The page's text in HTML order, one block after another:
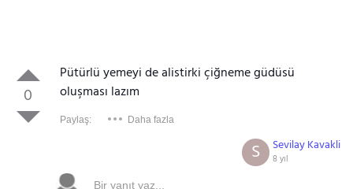
0
Pütürlü yemeyi de alistirki çiğneme güdüsü
oluşması lazım
Paylaş: Daha fazla
Sevilay Kavakli
8 yıl
S